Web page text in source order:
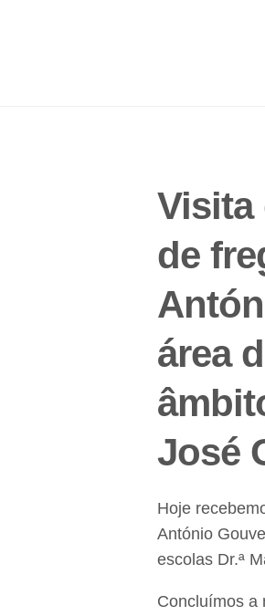
Visita
de
área
José
Hoje
António
escolas Dr.ª
Concluímos a